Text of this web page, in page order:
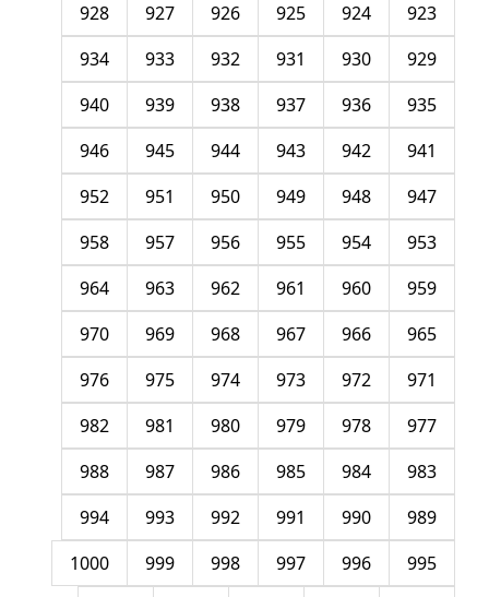
923
924
925
926
927
928
929
930
931
932
933
934
935
936
937
938
939
940
941
942
943
944
945
946
947
948
949
950
951
952
953
954
955
956
957
958
959
960
961
962
963
964
965
966
967
968
969
970
971
972
973
974
975
976
977
978
979
980
981
982
983
984
985
986
987
988
989
990
991
992
993
994
995
996
997
998
999
1000